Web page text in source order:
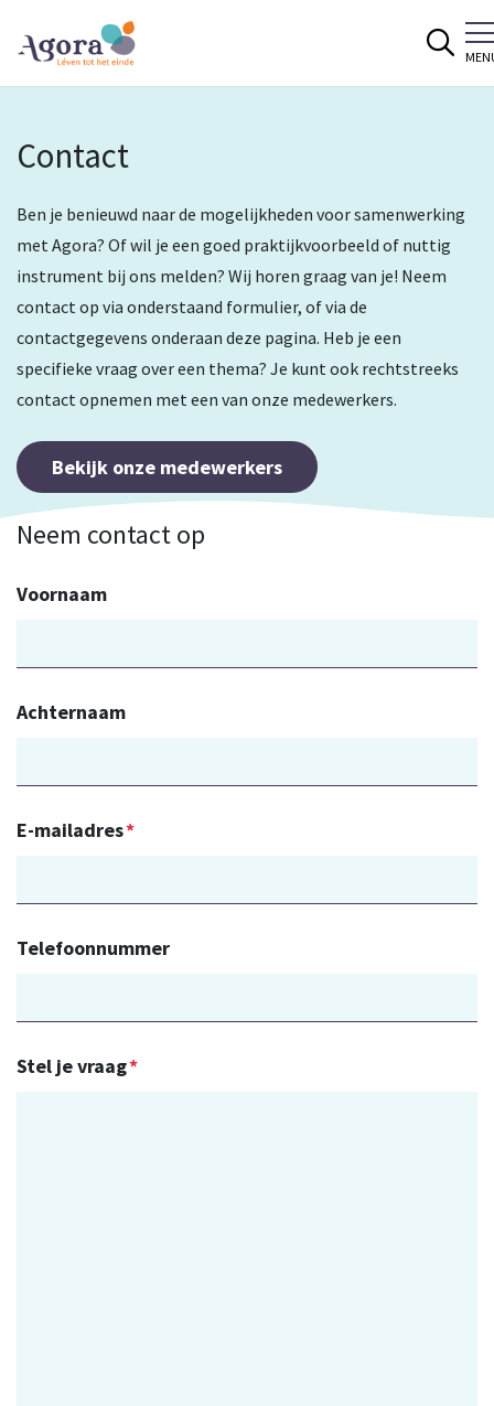
Contact
Ben je benieuwd naar de mogelijkheden voor samenwerking
met Agora? Of wil je een goed praktijkvoorbeeld of nuttig
instrument bij ons melden? Wij horen graag van je! Neem
contact op via onderstaand formulier, of via de
contactgegevens onderaan deze pagina. Heb je een
specifieke vraag over een thema? Je kunt ook rechtstreeks
contact opnemen met een van onze medewerkers.
Bekijk onze medewerkers
Neem contact op
Voornaam
Achternaam
E-mailadres*
Telefoonnummer
Stel je vraag*